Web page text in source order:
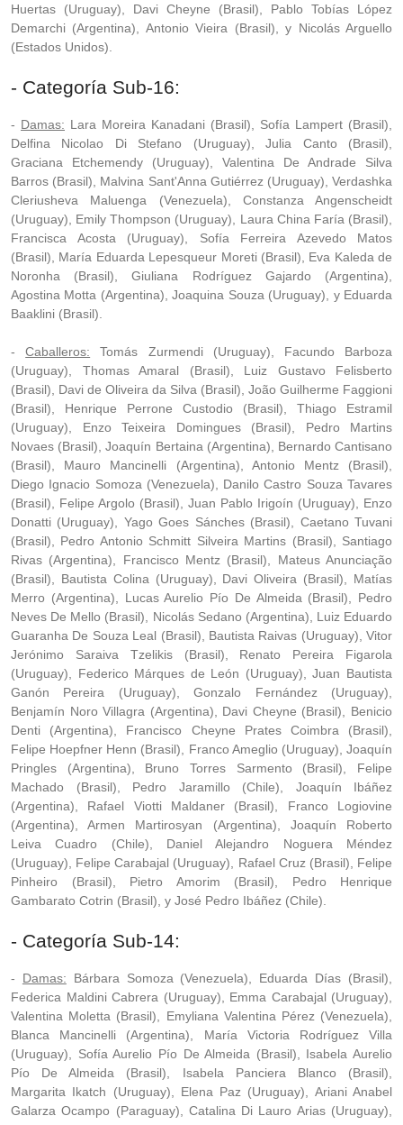
Huertas (Uruguay), Davi Cheyne (Brasil), Pablo Tobías López
Demarchi (Argentina), Antonio Vieira (Brasil), y Nicolás Arguello
(Estados Unidos).
- Categoría Sub-16:
- Damas: Lara Moreira Kanadani (Brasil), Sofía Lampert (Brasil),
Delfina Nicolao Di Stefano (Uruguay), Julia Canto (Brasil),
Graciana Etchemendy (Uruguay), Valentina De Andrade Silva
Barros (Brasil), Malvina Sant'Anna Gutiérrez (Uruguay), Verdashka
Cleriusheva Maluenga (Venezuela), Constanza Angenscheidt
(Uruguay), Emily Thompson (Uruguay), Laura China Faría (Brasil),
Francisca Acosta (Uruguay), Sofía Ferreira Azevedo Matos
(Brasil), María Eduarda Lepesqueur Moreti (Brasil), Eva Kaleda de
Noronha (Brasil), Giuliana Rodríguez Gajardo (Argentina),
Agostina Motta (Argentina), Joaquina Souza (Uruguay), y Eduarda
Baaklini (Brasil).
-Caballeros: Tomás Zurmendi (Uruguay), Facundo Barboza
(Uruguay), Thomas Amaral (Brasil), Luiz Gustavo Felisberto
(Brasil), Davi de Oliveira da Silva (Brasil), João Guilherme Faggioni
(Brasil), Henrique Perrone Custodio (Brasil), Thiago Estramil
(Uruguay), Enzo Teixeira Domingues (Brasil), Pedro Martins
Novaes (Brasil), Joaquín Bertaina (Argentina), Bernardo Cantisano
(Brasil), Mauro Mancinelli (Argentina), Antonio Mentz (Brasil),
Diego Ignacio Somoza (Venezuela), Danilo Castro Souza Tavares
(Brasil), Felipe Argolo (Brasil), Juan Pablo Irigoín (Uruguay), Enzo
Donatti (Uruguay), Yago Goes Sánches (Brasil), Caetano Tuvani
(Brasil), Pedro Antonio Schmitt Silveira Martins (Brasil), Santiago
Rivas (Argentina), Francisco Mentz (Brasil), Mateus Anunciação
(Brasil), Bautista Colina (Uruguay), Davi Oliveira (Brasil), Matías
Merro (Argentina), Lucas Aurelio Pío De Almeida (Brasil), Pedro
Neves De Mello (Brasil), Nicolás Sedano (Argentina), Luiz Eduardo
Guaranha De Souza Leal (Brasil), Bautista Raivas (Uruguay), Vitor
Jerónimo Saraiva Tzelikis (Brasil), Renato Pereira Figarola
(Uruguay), Federico Márques de León (Uruguay), Juan Bautista
Ganón Pereira (Uruguay), Gonzalo Fernández (Uruguay),
Benjamín Noro Villagra (Argentina), Davi Cheyne (Brasil), Benicio
Denti (Argentina), Francisco Cheyne Prates Coimbra (Brasil),
Felipe Hoepfner Henn (Brasil), Franco Ameglio (Uruguay), Joaquín
Pringles (Argentina), Bruno Torres Sarmento (Brasil), Felipe
Machado (Brasil), Pedro Jaramillo (Chile), Joaquín Ibáñez
(Argentina), Rafael Viotti Maldaner (Brasil), Franco Logiovine
(Argentina), Armen Martirosyan (Argentina), Joaquín Roberto
Leiva Cuadro (Chile), Daniel Alejandro Noguera Méndez
(Uruguay), Felipe Carabajal (Uruguay), Rafael Cruz (Brasil), Felipe
Pinheiro (Brasil), Pietro Amorim (Brasil), Pedro Henrique
Gambarato Cotrin (Brasil), y José Pedro Ibáñez (Chile).
- Categoría Sub-14:
- Damas: Bárbara Somoza (Venezuela), Eduarda Días (Brasil),
Federica Maldini Cabrera (Uruguay), Emma Carabajal (Uruguay),
Valentina Moletta (Brasil), Emyliana Valentina Pérez (Venezuela),
Blanca Mancinelli (Argentina), María Victoria Rodríguez Villa
(Uruguay), Sofía Aurelio Pío De Almeida (Brasil), Isabela Aurelio
Pío De Almeida (Brasil), Isabela Panciera Blanco (Brasil),
Margarita Ikatch (Uruguay), Elena Paz (Uruguay), Ariani Anabel
Galarza Ocampo (Paraguay), Catalina Di Lauro Arias (Uruguay),